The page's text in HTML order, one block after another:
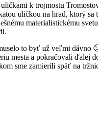
k trojmostu
uličkou na hrad, ktorý
materialistickému
to byť už veľmi dávno
mesta a pokračovali ďalej
sme zamierili späť na